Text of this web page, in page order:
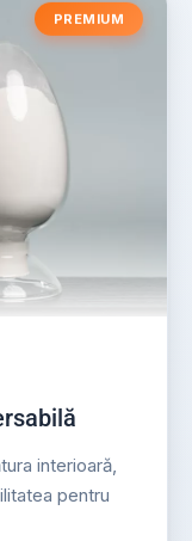
PREMIUM
interioară,
pentru